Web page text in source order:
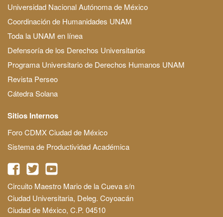
Universidad Nacional Autónoma de México
Coordinación de Humanidades UNAM
Toda la UNAM en línea
Defensoría de los Derechos Universitarios
Programa Universitario de Derechos Humanos UNAM
Revista Perseo
Cátedra Solana
Sitios Internos
Foro CDMX Ciudad de México
Sistema de Productividad Académica
Circuito Maestro Mario de la Cueva s/n
Ciudad Universitaria, Deleg. Coyoacán
Ciudad de México, C.P. 04510